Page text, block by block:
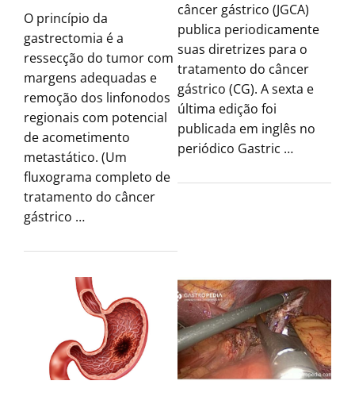
O princípio da
gastrectomia é a
ressecção do tumor com
margens adequadas e
remoção dos linfonodos
regionais com potencial
de acometimento
metastático. (Um
fluxograma completo de
tratamento do câncer
gástrico …
câncer gástrico (JGCA)
publica periodicamente
suas diretrizes para o
tratamento do câncer
gástrico (CG). A sexta e
última edição foi
publicada em inglês no
periódico Gastric …